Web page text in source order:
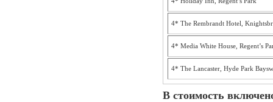
4* The Rembrandt Hotel,
4* Media White House, Regent’s
4* The Lancaster, Hyde Park
В стоимость